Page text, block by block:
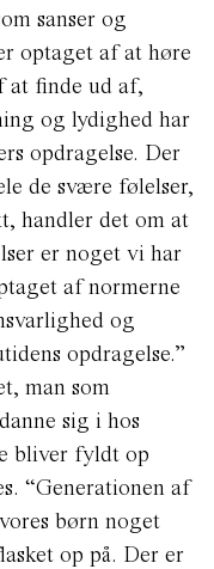
sanser og
optaget af at høre
at finde ud af,
og lydighed har
opdragelse. Der
de svære følelser,
handler det om at
er noget vi har
af normerne
og
opdragelse.”
man som
sig i hos
bliver fyldt op
“Generationen af
børn noget
op på. Der er